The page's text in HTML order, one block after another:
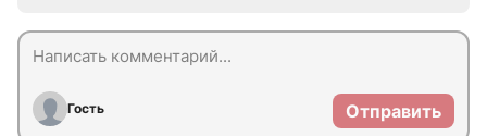
Гость Отправить